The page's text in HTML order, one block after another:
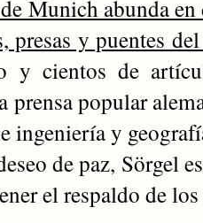
Munich abunda
presas y puentes
y cientos de
prensa popular
ingeniería y
de paz, Sörgel
el respaldo de